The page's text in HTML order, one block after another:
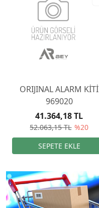
ORIJINAL ALARM KİTİ
969020
52.063,15 TL %20
41.364,18 TL